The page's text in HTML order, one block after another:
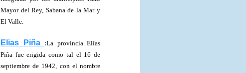
Mayor del Rey, Sabana de la Mar y
El Valle.
Elias Piña :La provincia Elías
Piña fue erigida como tal el 16 de
septiembre de 1942, con el nombre